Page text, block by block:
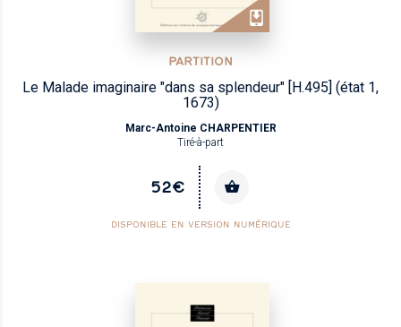
PARTITION
Le Malade imaginaire "dans sa splendeur" [H.495] (état 1,
1673)
Marc-Antoine CHARPENTIER
Tiré-à-part
52€
DISPONIBLE EN VERSION NUMÉRIQUE